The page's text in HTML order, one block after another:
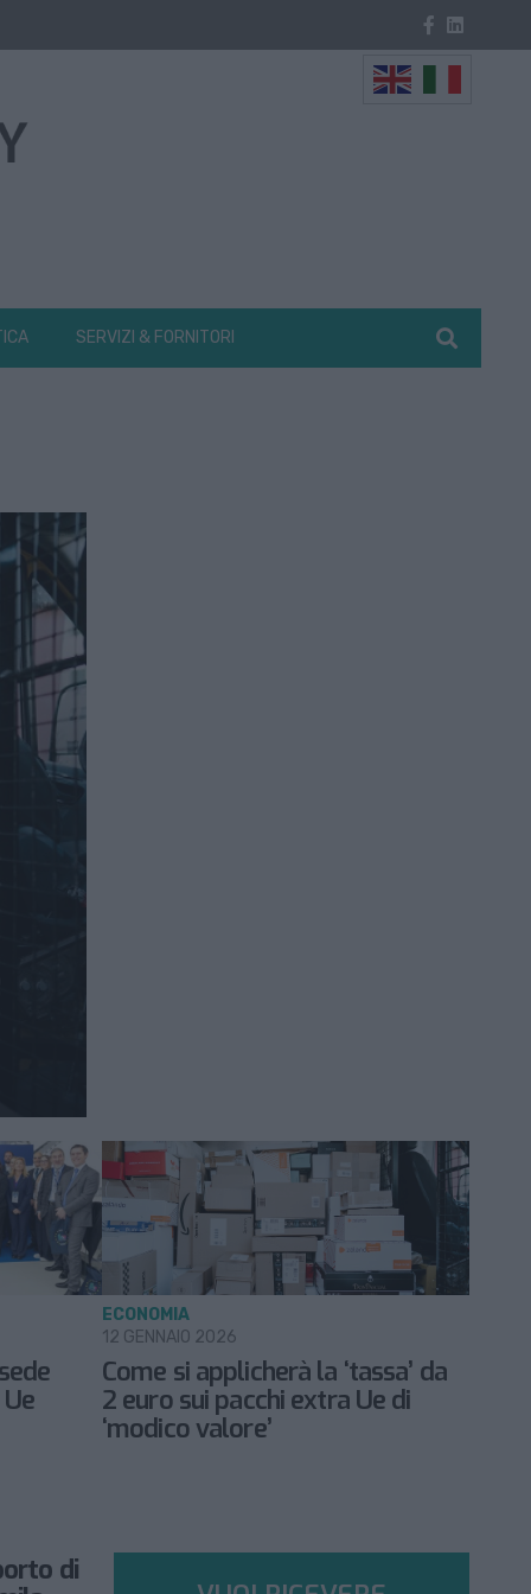
SERVIZI & FORNITORI
Come si applicherà la ‘tassa’ da
2 euro sui pacchi extra Ue di
‘modico valore’
ECONOMIA
12 GENNAIO 2026
di